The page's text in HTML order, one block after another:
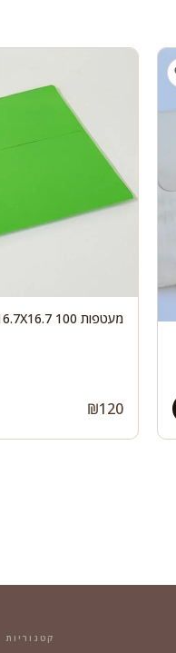
מעטפות 100 16.7X16.7
₪120
קטגוריות